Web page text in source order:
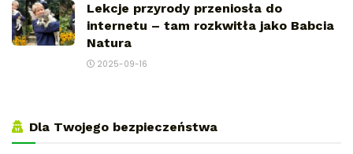
Lekcje przyrody przeniosła do
internetu – tam rozkwitła jako Babcia
Natura
2025-09-16
Dla Twojego bezpieczeństwa